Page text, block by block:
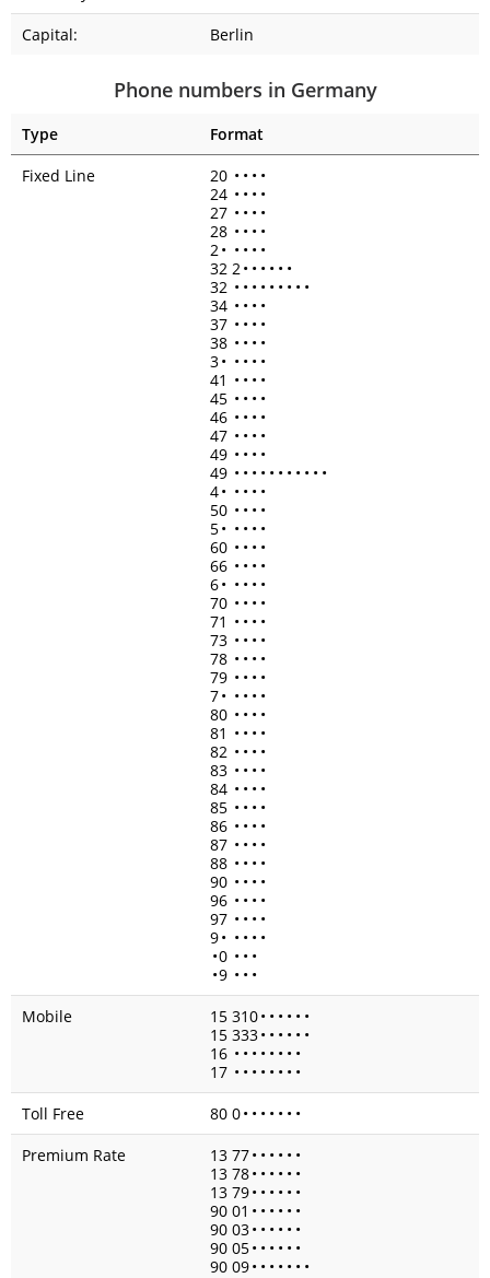
Capital:
Berlin
Phone numbers in Germany
Type
Format
Fixed Line
20 • • • •
24 • • • •
27 • • • •
28 • • • •
2• • • • •
32 2• • • • • •
32 • • • • • • • • •
34 • • • •
37 • • • •
38 • • • •
3• • • • •
41 • • • •
45 • • • •
46 • • • •
47 • • • •
49 • • • •
49 • • • • • • • • • • •
4• • • • •
50 • • • •
5• • • • •
60 • • • •
66 • • • •
6• • • • •
70 • • • •
71 • • • •
73 • • • •
78 • • • •
79 • • • •
7• • • • •
80 • • • •
81 • • • •
82 • • • •
83 • • • •
84 • • • •
85 • • • •
86 • • • •
87 • • • •
88 • • • •
90 • • • •
96 • • • •
97 • • • •
9• • • • •
•0 • • •
•9 • • •
Mobile
15 310• • • • • •
15 333• • • • • •
16 • • • • • • • •
17 • • • • • • • •
Toll Free
80 0• • • • • • •
Premium Rate
13 77• • • • • •
13 78• • • • • •
13 79• • • • • •
90 01 • • • • • •
90 03• • • • • •
90 05• • • • • •
90 09• • • • • • •